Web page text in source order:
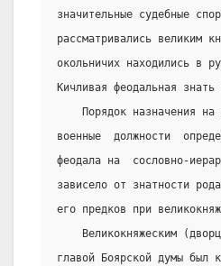
значительные судебные
рассматривались великим
окольничих находились в
Кичливая феодальная
Порядок назначения на
военные  должности
феодала на  сословно-
зависело от знатности
его предков при
Великокняжеским
главой Боярской думы был